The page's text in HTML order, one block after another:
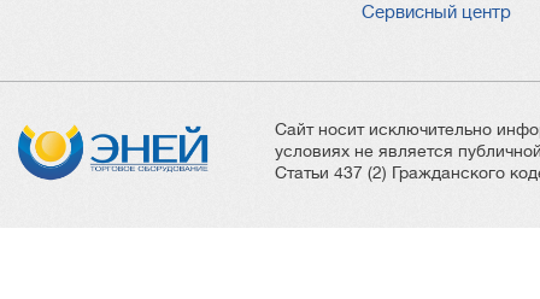
Сервисный центр
Сайт носит исключительно
условиях не является
Статьи 437 (2) Гражданского